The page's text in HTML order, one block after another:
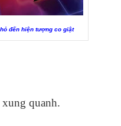
đến hiện tượng co giật
quanh.